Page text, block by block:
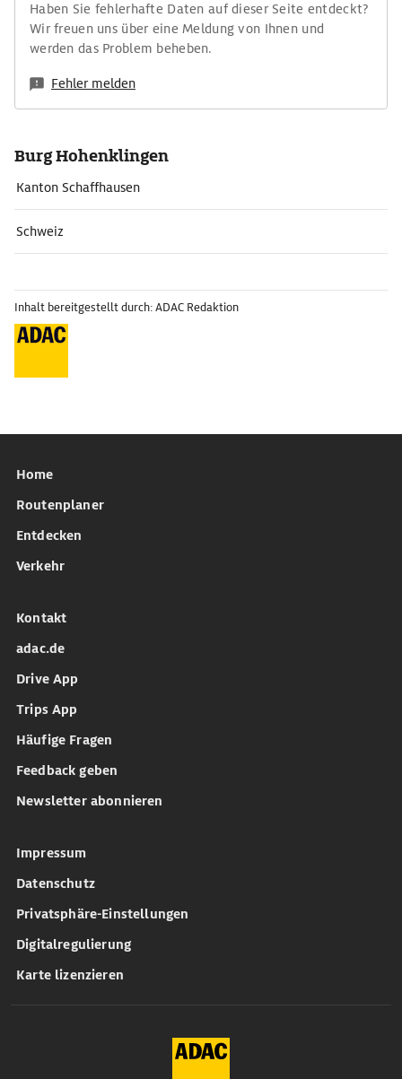
Haben Sie fehlerhafte Daten auf dieser Seite entdeckt?
Wir freuen uns über eine Meldung von Ihnen und
werden das Problem beheben.
Fehler melden
Burg Hohenklingen
Kanton Schaffhausen
Schweiz
Inhalt bereitgestellt durch: ADAC Redaktion
Home
Routenplaner
Entdecken
Verkehr
Kontakt
adac.de
Drive App
Trips App
Häufige Fragen
Feedback geben
Newsletter abonnieren
Impressum
Datenschutz
Privatsphäre-Einstellungen
Digitalregulierung
Karte lizenzieren